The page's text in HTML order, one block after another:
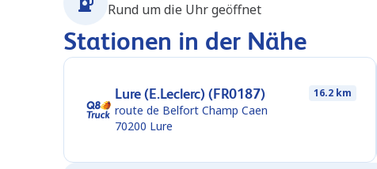
Rund um die Uhr geöffnet
Stationen in der Nähe
Lure (E.Leclerc) (FR0187) 16.2 km
route de Belfort Champ Caen
70200 Lure